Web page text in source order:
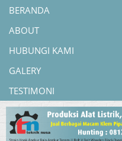
BERANDA
ABOUT
HUBUNGI KAMI
GALERY
TESTIMONI